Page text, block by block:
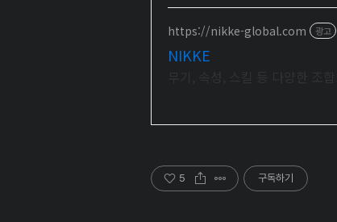
https://nikke-global.com 광고
NIKKE
5 구독하기